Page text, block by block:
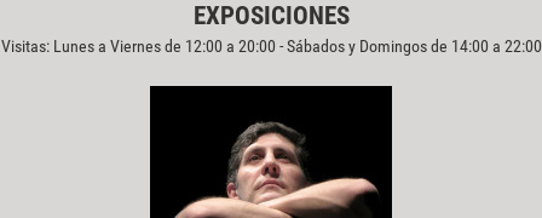
EXPOSICIONES
Visitas: Lunes a Viernes de 12:00 a 20:00 - Sábados y Domingos de 14:00 a 22:00